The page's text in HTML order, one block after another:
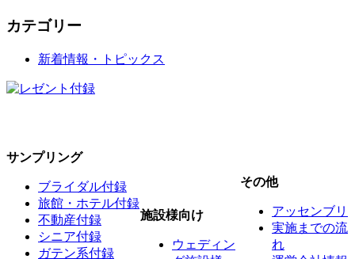
カテゴリー
新着情報・トピックス
サンプリング
ブライダル付録
旅館・ホテル付録
不動産付録
シニア付録
ガテン系付録
施設様向け
ウェディン
その他
アッセンブリ
実施までの流
れ